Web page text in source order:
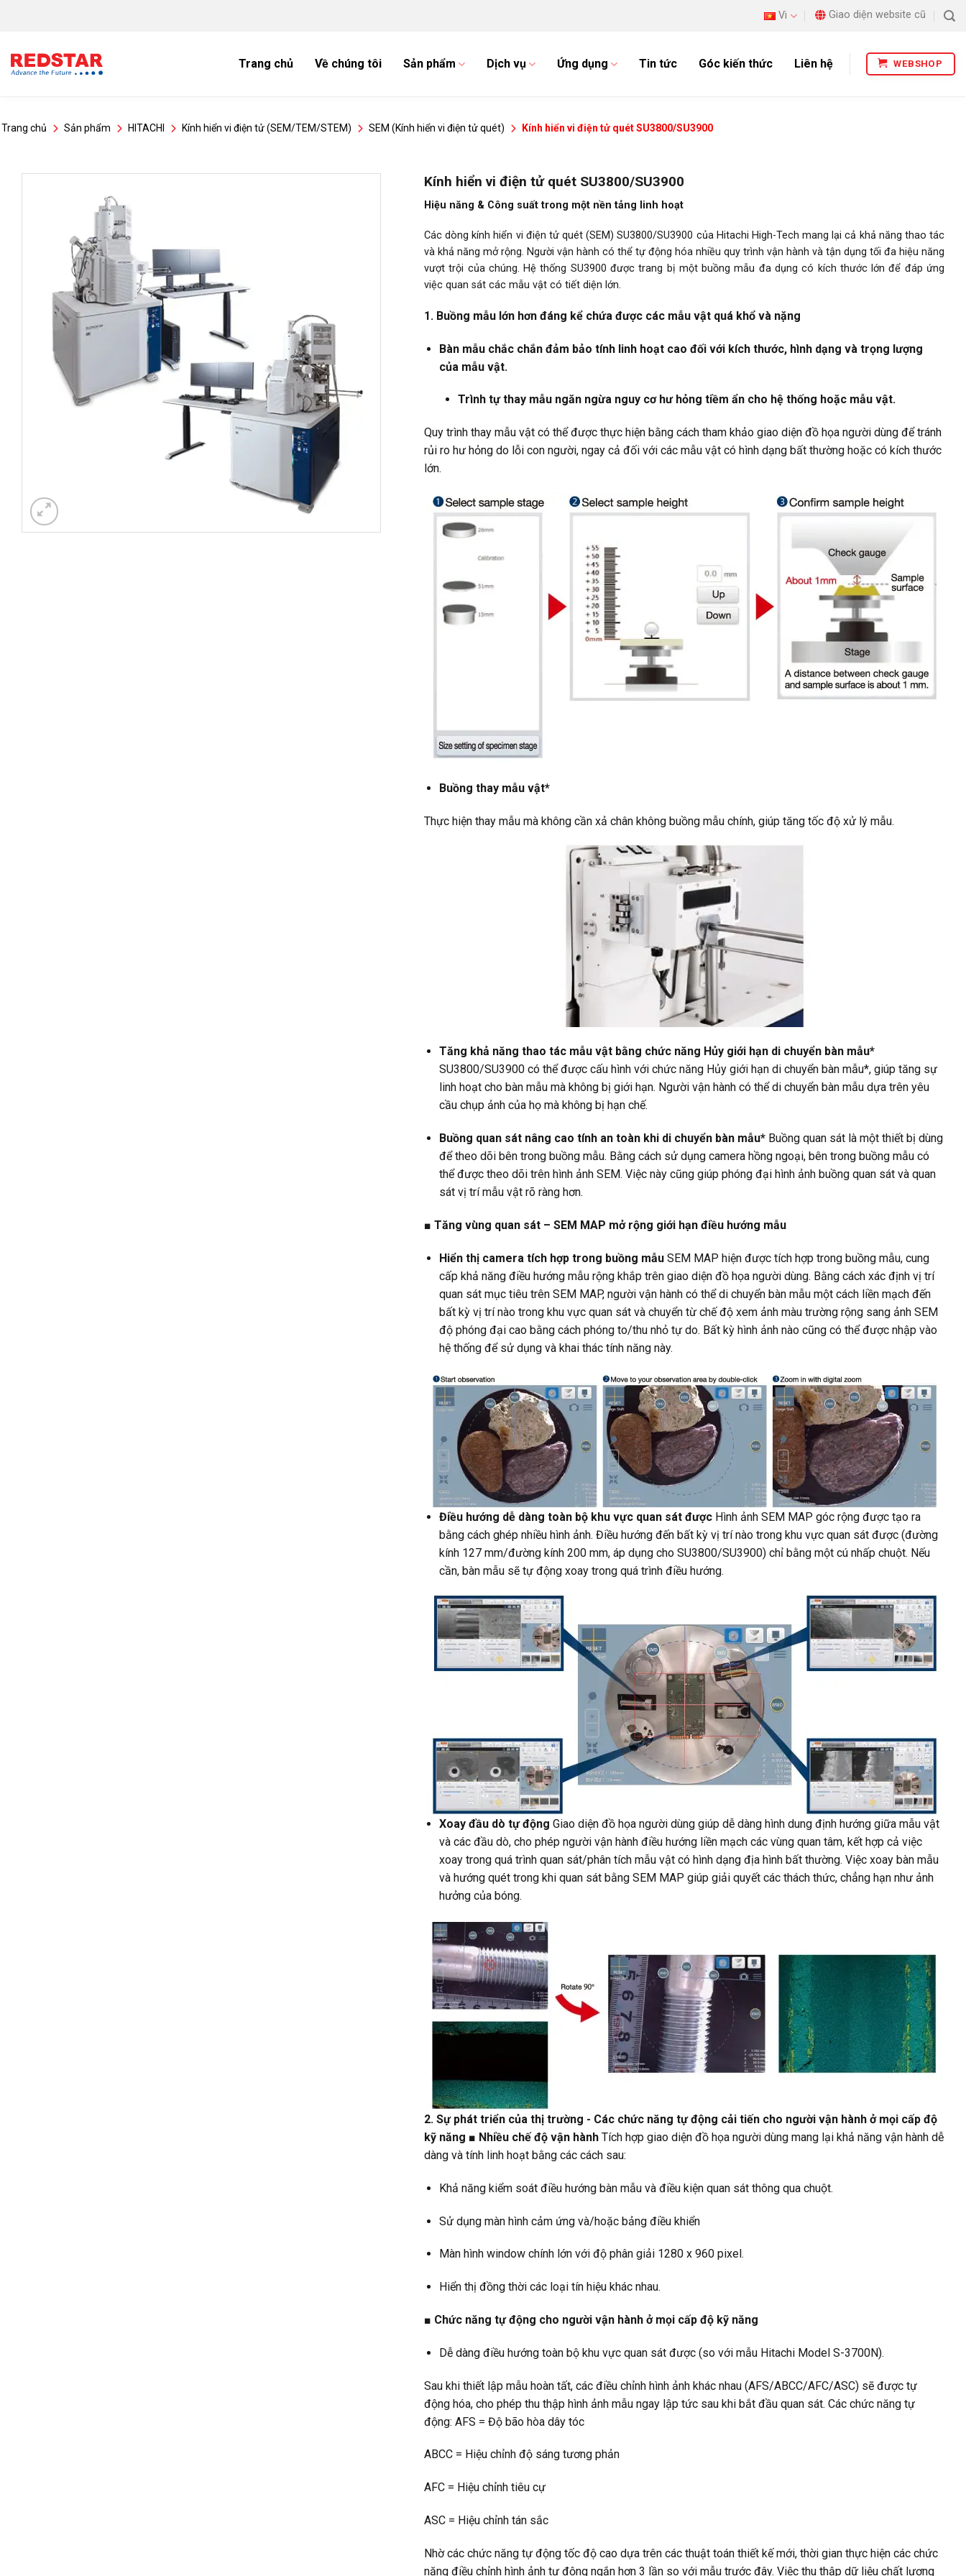
dung
Vi Giao diện website cũ
Trang chủ Về chúng tôi Sản phẩm Dịch vụ Ứng dụng Tin tức Góc kiến thức Liên hệ WEBSHOP
Trang chủ Sản phẩm HITACHI Kính hiển vi điện tử (SEM/TEM/STEM) SEM (Kính hiển vi điện tử quét) Kính hiển vi điện tử quét SU3800/SU3900
Kính hiển vi điện tử quét SU3800/SU3900
Hiệu năng & Công suất trong một nền tảng linh hoạt
Các dòng kính hiển vi điện tử quét (SEM) SU3800/SU3900 của Hitachi High-Tech mang lại cả khả năng thao tác
và khả năng mở rộng. Người vận hành có thể tự động hóa nhiều quy trình vận hành và tận dụng tối đa hiệu năng
vượt trội của chúng. Hệ thống SU3900 được trang bị một buồng mẫu đa dụng có kích thước lớn để đáp ứng
việc quan sát các mẫu vật có tiết diện lớn.
1. Buồng mẫu lớn hơn đáng kể chứa được các mẫu vật quá khổ và nặng
Bàn mẫu chắc chắn đảm bảo tính linh hoạt cao đối với kích thước, hình dạng và trọng lượng
của mẫu vật.
Trình tự thay mẫu ngăn ngừa nguy cơ hư hỏng tiềm ẩn cho hệ thống hoặc mẫu vật.
Quy trình thay mẫu vật có thể được thực hiện bằng cách tham khảo giao diện đồ họa người dùng để tránh
rủi ro hư hỏng do lỗi con người, ngay cả đối với các mẫu vật có hình dạng bất thường hoặc có kích thước
lớn.
Buồng thay mẫu vật*
Thực hiện thay mẫu mà không cần xả chân không buồng mẫu chính, giúp tăng tốc độ xử lý mẫu.
Tăng khả năng thao tác mẫu vật bằng chức năng Hủy giới hạn di chuyển bàn mẫu*
SU3800/SU3900 có thể được cấu hình với chức năng Hủy giới hạn di chuyển bàn mẫu*, giúp tăng sự
linh hoạt cho bàn mẫu mà không bị giới hạn. Người vận hành có thể di chuyển bàn mẫu dựa trên yêu
cầu chụp ảnh của họ mà không bị hạn chế.
Buồng quan sát nâng cao tính an toàn khi di chuyển bàn mẫu*Buồng quan sát là một thiết bị dùng
để theo dõi bên trong buồng mẫu. Bằng cách sử dụng camera hồng ngoại, bên trong buồng mẫu có
thể được theo dõi trên hình ảnh SEM. Việc này cũng giúp phóng đại hình ảnh buồng quan sát và quan
sát vị trí mẫu vật rõ ràng hơn.
■ Tăng vùng quan sát – SEM MAP mở rộng giới hạn điều hướng mẫu
Hiển thị camera tích hợp trong buồng mẫuSEM MAP hiện được tích hợp trong buồng mẫu, cung
cấp khả năng điều hướng mẫu rộng khắp trên giao diện đồ họa người dùng. Bằng cách xác định vị trí
quan sát mục tiêu trên SEM MAP, người vận hành có thể di chuyển bàn mẫu một cách liền mạch đến
bất kỳ vị trí nào trong khu vực quan sát và chuyển từ chế độ xem ảnh màu trường rộng sang ảnh SEM
độ phóng đại cao bằng cách phóng to/thu nhỏ tự do. Bất kỳ hình ảnh nào cũng có thể được nhập vào
hệ thống để sử dụng và khai thác tính năng này.
Điều hướng dễ dàng toàn bộ khu vực quan sát đượcHình ảnh SEM MAP góc rộng được tạo ra
bằng cách ghép nhiều hình ảnh. Điều hướng đến bất kỳ vị trí nào trong khu vực quan sát được (đường
kính 127 mm/đường kính 200 mm, áp dụng cho SU3800/SU3900) chỉ bằng một cú nhấp chuột. Nếu
cần, bàn mẫu sẽ tự động xoay trong quá trình điều hướng.
Xoay đầu dò tự động Giao diện đồ họa người dùng giúp dễ dàng hình dung định hướng giữa mẫu vật
và các đầu dò, cho phép người vận hành điều hướng liền mạch các vùng quan tâm, kết hợp cả việc
xoay trong quá trình quan sát/phân tích mẫu vật có hình dạng địa hình bất thường. Việc xoay bàn mẫu
và hướng quét trong khi quan sát bằng SEM MAP giúp giải quyết các thách thức, chẳng hạn như ảnh
hưởng của bóng.
2. Sự phát triển của thị trường - Các chức năng tự động cải tiến cho người vận hành ở mọi cấp độ
kỹ năng ■ Nhiều chế độ vận hành Tích hợp giao diện đồ họa người dùng mang lại khả năng vận hành dễ
dàng và tính linh hoạt bằng các cách sau:
Khả năng kiểm soát điều hướng bàn mẫu và điều kiện quan sát thông qua chuột.
Sử dụng màn hình cảm ứng và/hoặc bảng điều khiển
Màn hình window chính lớn với độ phân giải 1280 x 960 pixel.
Hiển thị đồng thời các loại tín hiệu khác nhau.
■ Chức năng tự động cho người vận hành ở mọi cấp độ kỹ năng
Dễ dàng điều hướng toàn bộ khu vực quan sát được (so với mẫu Hitachi Model S-3700N).
Sau khi thiết lập mẫu hoàn tất, các điều chỉnh hình ảnh khác nhau (AFS/ABCC/AFC/ASC) sẽ được tự
động hóa, cho phép thu thập hình ảnh mẫu ngay lập tức sau khi bắt đầu quan sát. Các chức năng tự
động: AFS = Độ bão hòa dây tóc
ABCC = Hiệu chỉnh độ sáng tương phản
AFC = Hiệu chỉnh tiêu cự
ASC = Hiệu chỉnh tán sắc
Nhờ các chức năng tự động tốc độ cao dựa trên các thuật toán thiết kế mới, thời gian thực hiện các chức
năng điều chỉnh hình ảnh tự động ngắn hơn 3 lần so với mẫu trước đây. Việc thu thập dữ liệu chất lượng